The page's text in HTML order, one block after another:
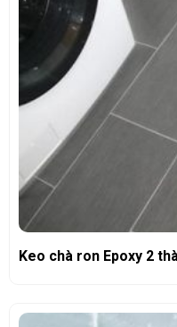
Keo chà ron Epoxy 2